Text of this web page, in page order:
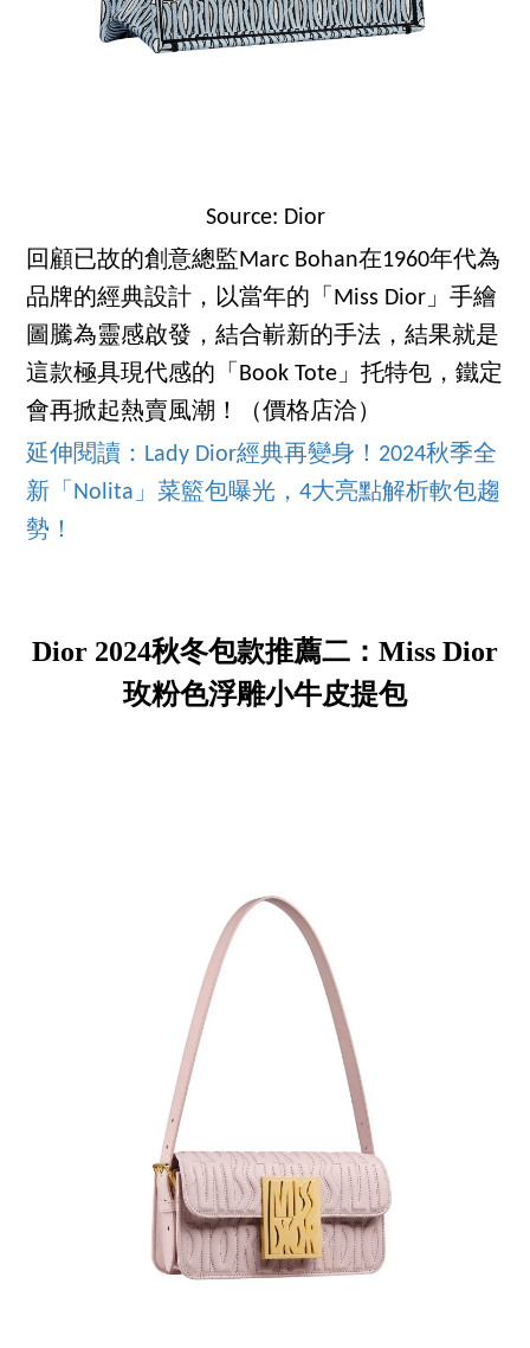
Source: Dior
回顧已故的創意總監Marc Bohan在1960年代為
品牌的經典設計，以當年的「Miss Dior」手繪
圖騰為靈感啟發，結合嶄新的手法，結果就是
這款極具現代感的「Book Tote」托特包，鐵定
會再掀起熱賣風潮！（價格店洽）
延伸閱讀：Lady Dior經典再變身！2024秋季全
新「Nolita」菜籃包曝光，4大亮點解析軟包趨
勢！
Dior 2024秋冬包款推薦二：Miss Dior
玫粉色浮雕小牛皮提包